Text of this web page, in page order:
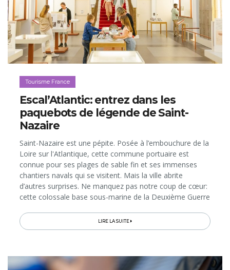
Tourisme France
Escal’Atlantic: entrez dans les
paquebots de légende de Saint-
Nazaire
Saint-Nazaire est une pépite. Posée à l’embouchure de la
Loire sur l'Atlantique, cette commune portuaire est
connue pour ses plages de sable fin et ses immenses
chantiers navals qui se visitent. Mais la ville abrite
d’autres surprises. Ne manquez pas notre coup de cœur:
cette colossale base sous-marine de la Deuxième Guerre
culture...
LIRE LA SUITE